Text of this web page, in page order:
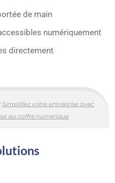
de main
numériquement
directement
Simplifiez votre entreprise avec
au coffre numérique